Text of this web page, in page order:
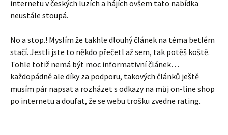
internetu v českých luzích a hájích ovšem tato nabídka
neustále stoupá.
No a stop.! Myslím že takhle dlouhý článek na téma betlém
stačí. Jestli jste to někdo přečetl až sem, tak potěš koště.
Tohle totiž nemá být moc informativní článek…
každopádně ale díky za podporu, takových článků ještě
musím pár napsat a rozházet s odkazy na můj on-line shop
po internetu a doufat, že se webu trošku zvedne rating.